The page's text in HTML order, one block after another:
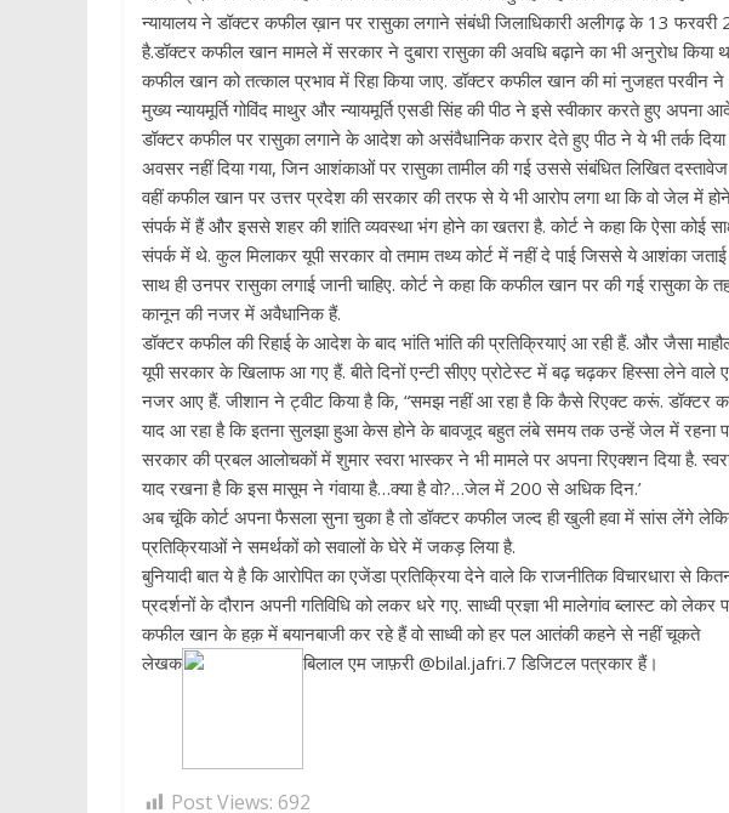
न्यायालय ने डॉक्टर कफील ख़ान पर रासुका लगाने संबंधी जिलाधिकारी अलीगढ़ के 13
है.डॉक्टर कफील खान मामले में सरकार ने दुबारा रासुका की अवधि बढ़ाने का भी अनुरोध किया
कफील खान को तत्काल प्रभाव में रिहा किया जाए. डॉक्टर कफील खान की मां नुजहत परवीन ने
मुख्य न्यायमूर्ति गोविंद माथुर और न्यायमूर्ति एसडी सिंह की पीठ ने इसे स्वीकार करते हुए अपना
डॉक्टर कफील पर रासुका लगाने के आदेश को असंवैधानिक करार देते हुए पीठ ने ये भी तर्क
अवसर नहीं दिया गया, जिन आशंकाओं पर रासुका तामील की गई उससे संबंधित लिखित
वहीं कफील खान पर उत्तर प्रदेश की सरकार की तरफ से ये भी आरोप लगा था कि वो जेल में
संपर्क में हैं और इससे शहर की शांति व्यवस्था भंग होने का खतरा है. कोर्ट ने कहा कि ऐसा कोई
संपर्क में थे. कुल मिलाकर यूपी सरकार वो तमाम तथ्य कोर्ट में नहीं दे पाई जिससे ये आशंका जताई
साथ ही उनपर रासुका लगाई जानी चाहिए. कोर्ट ने कहा कि कफील खान पर की गई रासुका के
कानून की नजर में अवैधानिक हैं.
डॉक्टर कफील की रिहाई के आदेश के बाद भांति भांति की प्रतिक्रियाएं आ रही हैं. और जैसा
यूपी सरकार के खिलाफ आ गए हैं. बीते दिनों एन्टी सीएए प्रोटेस्ट में बढ़ चढ़कर हिस्सा लेने
नजर आए हैं. जीशान ने ट्वीट किया है कि, “समझ नहीं आ रहा है कि कैसे रिएक्ट करूं. डॉक्टर
याद आ रहा है कि इतना सुलझा हुआ केस होने के बावजूद बहुत लंबे समय तक उन्हें जेल में रहना
सरकार की प्रबल आलोचकों में शुमार स्वरा भास्कर ने भी मामले पर अपना रिएक्शन दिया है.
याद रखना है कि इस मासूम ने गंवाया है…क्या है वो?…जेल में 200 से अधिक दिन.’
अब चूंकि कोर्ट अपना फैसला सुना चुका है तो डॉक्टर कफील जल्द ही खुली हवा में सांस लेंगे
प्रतिक्रियाओं ने समर्थकों को सवालों के घेरे में जकड़ लिया है.
बुनियादी बात ये है कि आरोपित का एजेंडा प्रतिक्रिया देने वाले कि राजनीतिक विचारधारा से
प्रदर्शनों के दौरान अपनी गतिविधि को लकर धरे गए. साध्वी प्रज्ञा भी मालेगांव ब्लास्ट को
कफील खान के हक़ में बयानबाजी कर रहे हैं वो साध्वी को हर पल आतंकी कहने से नहीं चूकते
लेखक
बिलाल एम जाफ़री @bilal.jafri.7 डिजिटल पत्रकार हैं।
Post Views: 692